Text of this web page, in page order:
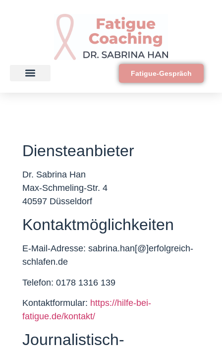
Fatigue-Gespräch
Diensteanbieter
Dr. Sabrina Han
Max-Schmeling-Str. 4
40597 Düsseldorf
Kontaktmöglichkeiten
E-Mail-Adresse: sabrina.han[@]erfolgreich-
schlafen.de
Telefon: 0178 1316 139
Kontaktformular: https://hilfe-bei-
fatigue.de/kontakt/
Journalistisch-